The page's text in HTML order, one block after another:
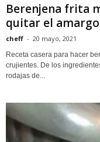
Berenjena frita
quitar el
cheff - 20 mayo, 2021
Receta casera para hacer
crujientes. De los
rodajas de...